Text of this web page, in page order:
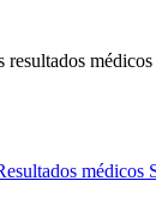
médicos